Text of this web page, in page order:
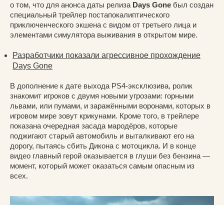
о том, что для анонса даты релиза Days Gone был создан
специальный трейлер постапокалиптического
приключенческого экшена с видом от третьего лица и
элементами симулятора выживания в открытом мире.
Разработчики показали агрессивное прохождение
Days Gone
В дополнение к дате выхода PS4-эксклюзива, ролик
знакомит игроков с двумя новыми угрозами: горными
львами, или пумами, и заражёнными воронами, которых в
игровом мире зовут крикунами. Кроме того, в трейлере
показана очередная засада мародёров, которые
поджигают старый автомобиль и выталкивают его на
дорогу, пытаясь сбить Дикона с мотоцикла. И в конце
видео главный герой оказывается в глуши без бензина —
момент, который может оказаться самым опасным из
всех.